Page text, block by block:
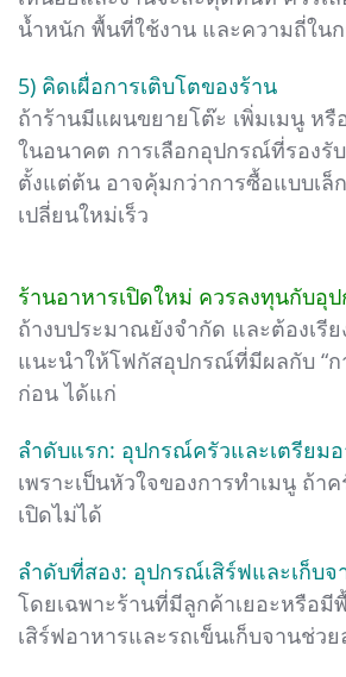
น้ำหนัก พื้นที่ใช้งาน และความถี่ใน
5) คิดเผื่อการเติบโตของร้าน
ถ้าร้านมีแผนขยายโต๊ะ เพิ่มเมนู ห
ในอนาคต การเลือกอุปกรณ์ที่รองรั
ตั้งแต่ต้น อาจคุ้มกว่าการซื้อแบบเล็
เปลี่ยนใหม่เร็ว
ร้านอาหารเปิดใหม่ ควรลงทุนกับ
ถ้างบประมาณยังจำกัด และต้องเรี
แนะนำให้โฟกัสอุปกรณ์ที่มีผลกับ “ก
ก่อน ได้แก่
ลำดับแรก: อุปกรณ์ครัวและเตรียม
เพราะเป็นหัวใจของการทำเมนู ถ้า
เปิดไม่ได้
ลำดับที่สอง: อุปกรณ์เสิร์ฟและเก็บจ
โดยเฉพาะร้านที่มีลูกค้าเยอะหรือมี
เสิร์ฟอาหารและรถเข็นเก็บจานช่ว